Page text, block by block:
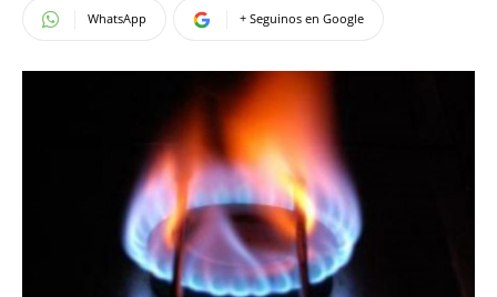
WhatsApp + Seguinos en Google